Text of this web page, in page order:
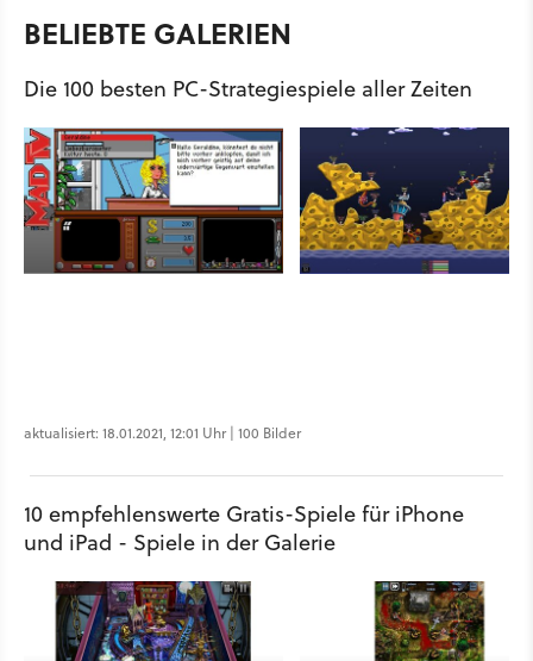
BELIEBTE GALERIEN
Die 100 besten PC-Strategiespiele aller Zeiten
aktualisiert: 18.01.2021, 12:01 Uhr | 100 Bilder
10 empfehlenswerte Gratis-Spiele für iPhone
und iPad - Spiele in der Galerie